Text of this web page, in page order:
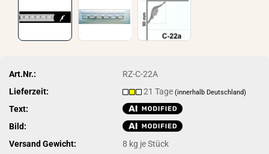
Art.Nr.:
RZ-C-22A
Lieferzeit:
21 Tage(innerhalb Deutschland)
Text:
Bild:
Versand Gewicht:
8 kg je Stück